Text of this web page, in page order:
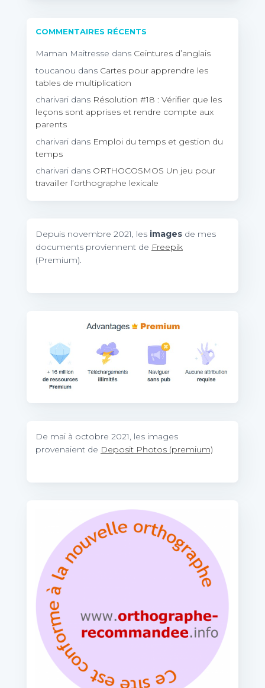
COMMENTAIRES RÉCENTS
Maman Maitresse dans Ceintures d’anglais
toucanou dans Cartes pour apprendre les
tables de multiplication
charivari dans Résolution #18 : Vérifier que les
leçons sont apprises et rendre compte aux
parents
charivari dans Emploi du temps et gestion du
temps
charivari dans ORTHOCOSMOS Un jeu pour
travailler l’orthographe lexicale
Depuis novembre 2021, les images de mes
documents proviennent de Freepik
(Premium).
De mai à octobre 2021, les images
provenaient de Deposit Photos (premium)